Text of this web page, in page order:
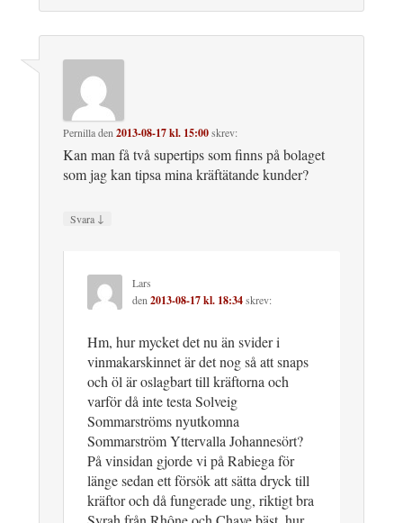
Pernilladen 2013-08-17 kl. 15:00skrev:
Kan man få två supertips som finns på bolaget
som jag kan tipsa mina kräftätande kunder?
Svara ↓
Lars
den 2013-08-17 kl. 18:34skrev:
Hm, hur mycket det nu än svider i
vinmakarskinnet är det nog så att snaps
och öl är oslagbart till kräftorna och
varför då inte testa Solveig
Sommarströms nyutkomna
Sommarström Yttervalla Johannesört?
På vinsidan gjorde vi på Rabiega för
länge sedan ett försök att sätta dryck till
kräftor och då fungerade ung, riktigt bra